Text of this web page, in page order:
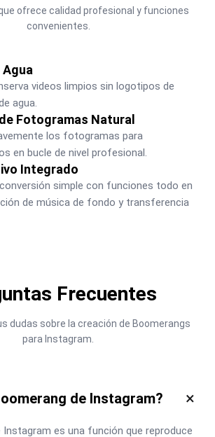
ofrece calidad profesional y funciones
convenientes.
videos limpios sin logotipos de
agua.
Fotogramas Natural
los fotogramas para
en bucle de nivel profesional.
Integrado
simple con funciones todo en
de música de fondo y transferencia
Frecuentes
dudas sobre la creación de Boomerangs
para Instagram.
de Instagram? ×
Instagram es una función que reproduce